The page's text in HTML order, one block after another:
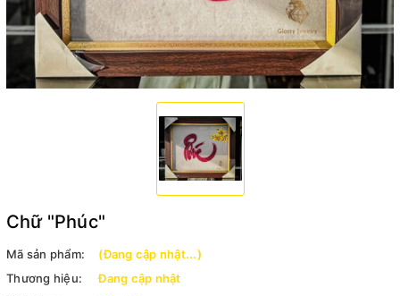
Chữ "Phúc"
Mã sản phẩm:
(Đang cập nhật...)
Thương hiệu:
Đang cập nhật